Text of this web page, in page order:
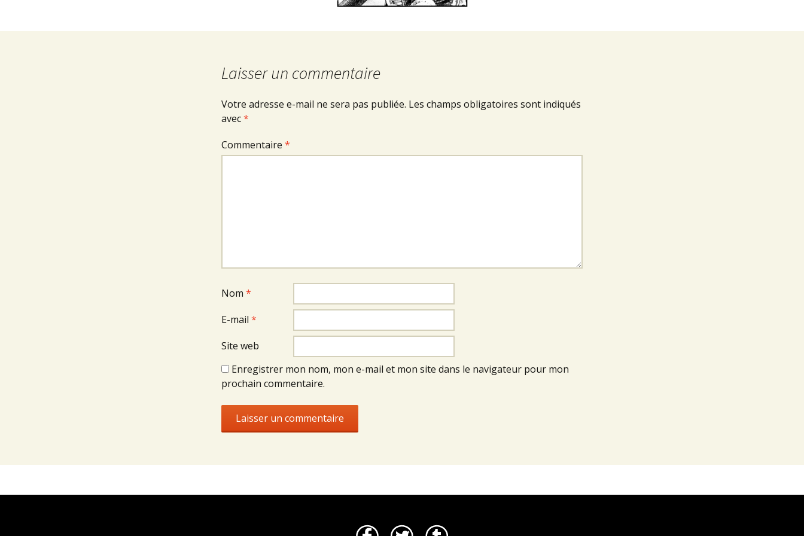
Laisser un commentaire
Votre adresse e-mail ne sera pas publiée. Les champs obligatoires sont indiqués
avec*
Commentaire *
Nom *
E-mail *
Site web
Enregistrer mon nom, mon e-mail et mon site dans le navigateur pour mon
prochain commentaire.